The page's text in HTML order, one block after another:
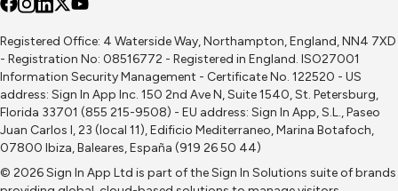
Registered Office: 4 Waterside Way, Northampton, England, NN4 7XD
- Registration No: 08516772 - Registered in England. ISO27001
Information Security Management - Certificate No. 122520 - US
address: Sign In App Inc. 150 2nd Ave N, Suite 1540, St. Petersburg,
Florida 33701 (855 215-9508) - EU address: Sign In App, S.L., Paseo
Juan Carlos I, 23 (local 11), Edificio Mediterraneo, Marina Botafoch,
07800 Ibiza, Baleares, España (919 26 50 44)
© 2026 Sign In App Ltd is part of theSign In Solutions suite of brands